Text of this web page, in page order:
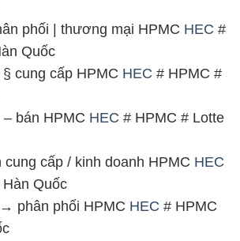
phối | thương mại HPMC HEC #
Quốc
cung cấp HPMC HEC # HPMC #
bán HPMC HEC # HPMC # Lotte
cấp / kinh doanh HPMC HEC
Quốc
phân phối HPMC HEC # HPMC